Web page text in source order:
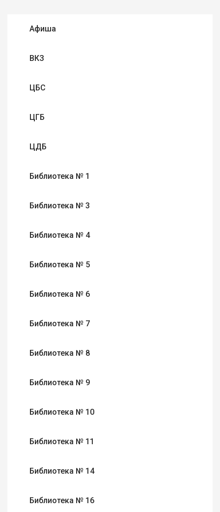
Афиша
ВКЗ
ЦБС
ЦГБ
ЦДБ
Библиотека № 1
Библиотека № 3
Библиотека № 4
Библиотека № 5
Библиотека № 6
Библиотека № 7
Библиотека № 8
Библиотека № 9
Библиотека № 10
Библиотека № 11
Библиотека № 14
Библиотека № 16